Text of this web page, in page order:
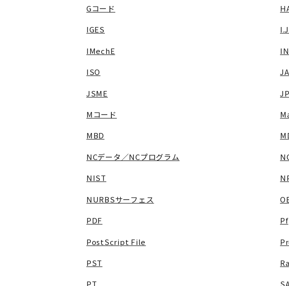
Gコード
IGES
IMechE
ISO
JSME
Mコード
MBD
NCデータ／NCプログラム
NIST
NURBSサーフェス
PDF Pf
PostScript File
PST